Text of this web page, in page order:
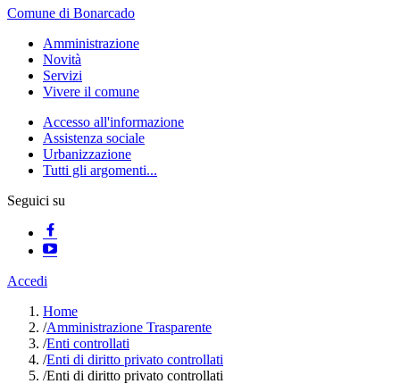
Comune di Bonarcado
Amministrazione
Novità
Servizi
Vivere il comune
Accesso all'informazione
Assistenza sociale
Urbanizzazione
Tutti gli argomenti...
Seguici su
Accedi
Home
/Amministrazione Trasparente
/Enti controllati
/Enti di diritto privato controllati
/Enti di diritto privato controllati